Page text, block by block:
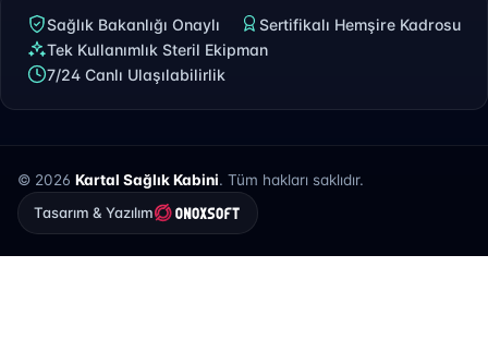
Sağlık Bakanlığı Onaylı
Sertifikalı Hemşire Kadrosu
Tek Kullanımlık Steril Ekipman
7/24 Canlı Ulaşılabilirlik
© 2026 Kartal Sağlık Kabini. Tüm hakları saklıdır.
Tasarım & Yazılım